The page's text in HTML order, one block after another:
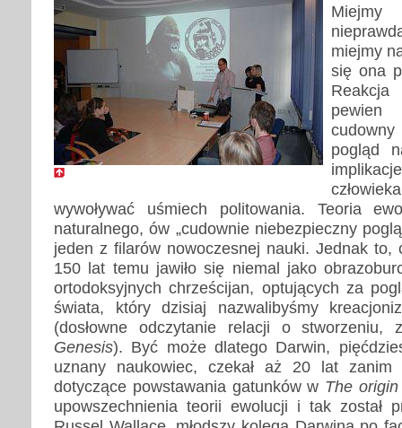
Miejmy
miejmy
się ona
pewien
pogląd
wywoływać uśmiech politowania. Teoria
naturalnego, ów „cudownie niebezpieczny
jeden z filarów nowoczesnej nauki. Jednak to,
150 lat temu jawiło się niemal jako
ortodoksyjnych chrześcijan, optujących za
świata, który dzisiaj nazwalibyśmy
(dosłowne odczytanie relacji o stworzeniu,
Genesis). Być może dlatego Darwin,
uznany naukowiec, czekał aż 20 lat zanim
dotyczące powstawania gatunków w The
upowszechnienia teorii ewolucji i tak został